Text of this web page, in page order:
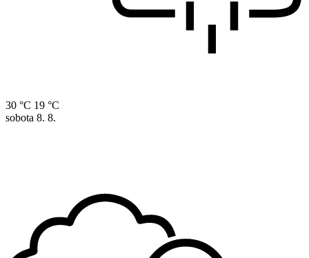
30 °C 19 °C
sobota 8. 8.